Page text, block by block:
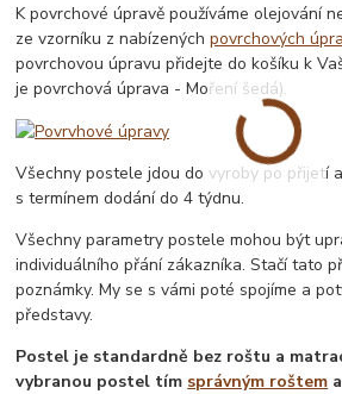
K povrchové úpravě používáme olejování
ze vzorníku z nabízenýchpovrchových
povrchovou úpravu přidejte do košíku k
je povrchová úprava - Moření šedá).
Všechny postele jdou do vyroby po přijetí
s termínem dodání do 4 týdnu.
Všechny parametry postele mohou být
individuálního přání zákazníka. Stačí tato
poznámky. My se s vámi poté spojíme a
představy.
Postel je standardně bez roštu a
vybranou postel tím správným roštem a